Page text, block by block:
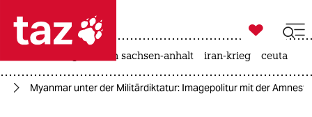
 taz zahl ich
taz zahl ich

taz zahl ich
landtagswahl in sachsen-anhalt iran-krieg ceuta
Myanmar unter der Militärdiktatur: Imagepolitur mit der